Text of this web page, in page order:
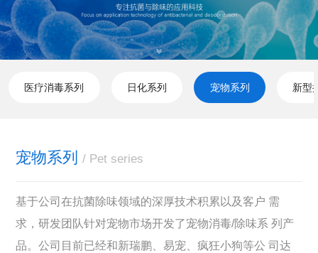
医疗消毒系列 日化系列 宠物系列 新型
宠物系列/ Pet series
基于公司在抗菌除味领域的深厚技术积累以及客户 需
求，研发团队针对宠物市场开发了宠物消毒/除味系 列产
品。公司目前已经和新瑞鹏、易宠、疯狂小狗等公 司达